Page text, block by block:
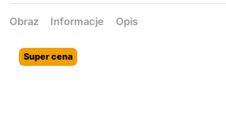
Obraz Informacje Opis
Super cena